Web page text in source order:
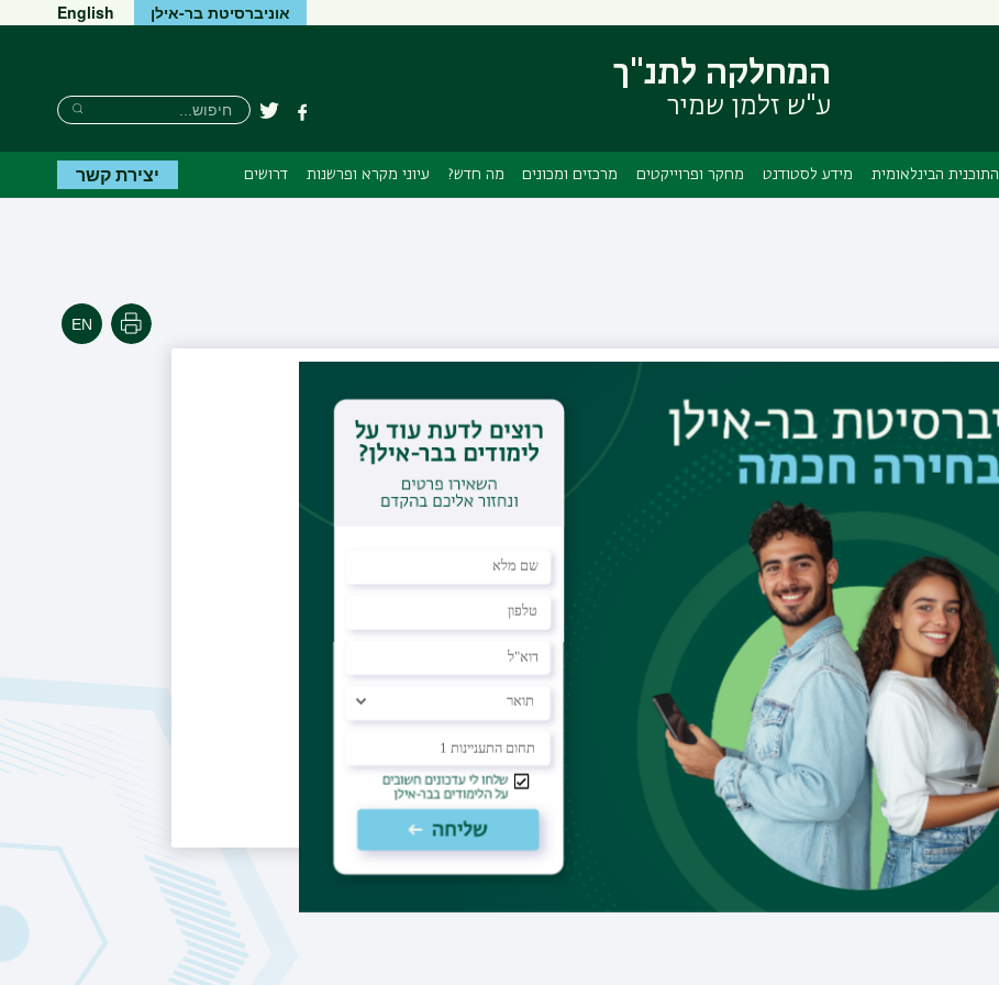
העיקרי
ניווט
ראשי
אוניברסיטת בר-אילן English
המחלקה לתנ"ך
ע"ש זלמן שמיר פייסבוקטוויטר
חיפוש
חיפוש
חיפוש
התוכנית הבינלאומית מידע לסטודנט מחקר ופרוייקטים מרכזים ומכונים מה חדש? עיוני מקרא ופרשנות דרושים יצירת קשר
הדפסה
גב' דבורה גנץ